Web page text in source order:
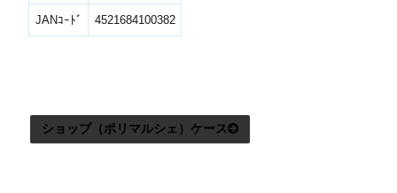
JANｺｰﾄﾞ 4521684100382
ショップ（ポリマルシェ）ケース